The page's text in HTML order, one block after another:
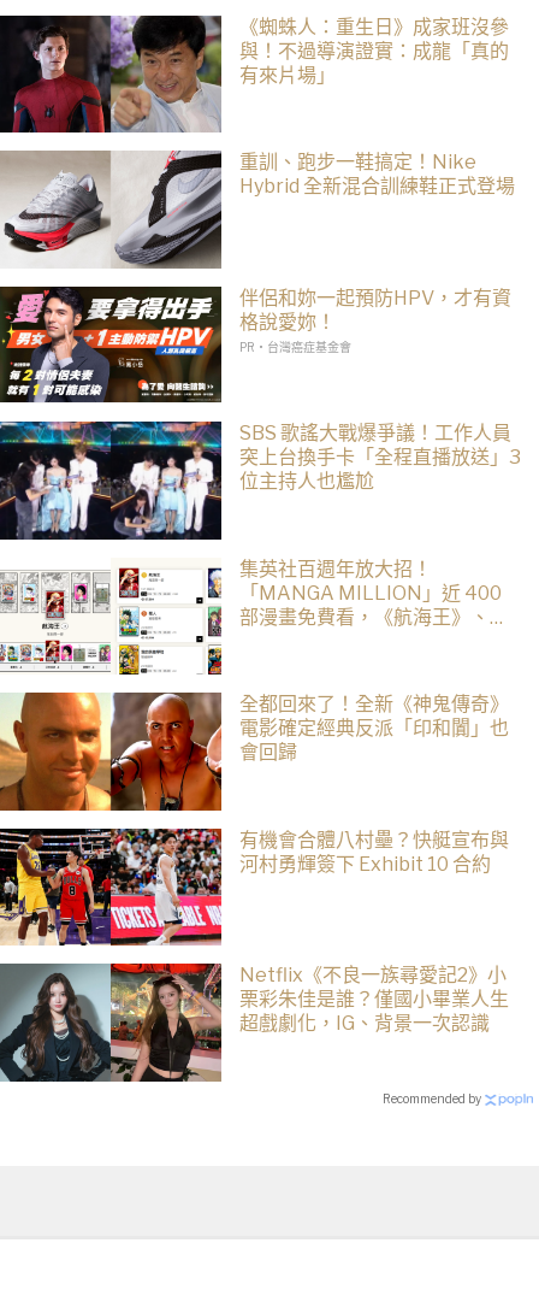
《蜘蛛人：重生日》成家班沒參
與！不過導演證實：成龍「真的
有來片場」
重訓、跑步一鞋搞定！Nike
Hybrid 全新混合訓練鞋正式登場
伴侶和妳一起預防HPV，才有資
格說愛妳！
PR・台灣癌症基金會
SBS 歌謠大戰爆爭議！工作人員
突上台換手卡「全程直播放送」3
位主持人也尷尬
集英社百週年放大招！
「MANGA MILLION」近 400
部漫畫免費看，《航海王》、
全都回來了！全新《神鬼傳奇》
電影確定經典反派「印和闐」也
會回歸
有機會合體八村壘？快艇宣布與
河村勇輝簽下 Exhibit 10 合約
Netflix《不良一族尋愛記2》小
栗彩朱佳是誰？僅國小畢業人生
超戲劇化，IG、背景一次認識
Recommended by